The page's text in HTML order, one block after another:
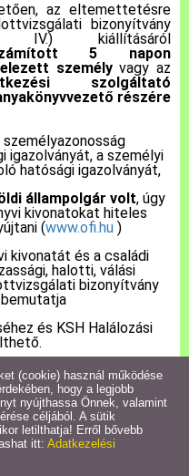
az eltemettetésre
bizonyítvány
IV.) kiállításáról
5 napon
személyvagy az
szolgáltató
részére
igazolványát, a személyi
hatósági igazolványát,
állampolgár volt, úgy
kivonatokat hiteles
(www.ofi.hu )
kivonatát és a családi
halotti, válási
bizonyítvány
és KSH Halálozási
kérheti az illetékes
elhunyt születését,
változását (válás,
ba, mert abban az
eseményekről már nem
(cookie) használ működése
hogy a legjobb
nyújthassa Önnek, valamint
céljából. A sütik
letilthatja! Erről bővebb
itt: Adatkezelési